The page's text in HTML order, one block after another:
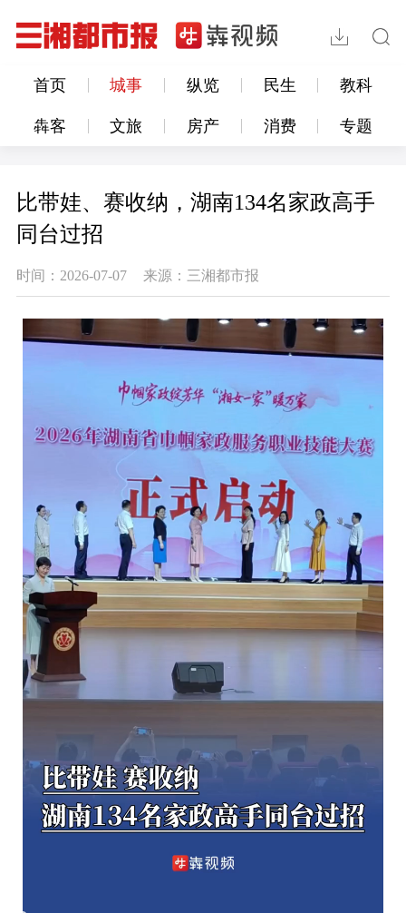
首页 城事 纵览 民生 教科
犇客 文旅 房产 消费 专题
比带娃、赛收纳，湖南134名家政高手
同台过招
时间：2026-07-07 来源：三湘都市报